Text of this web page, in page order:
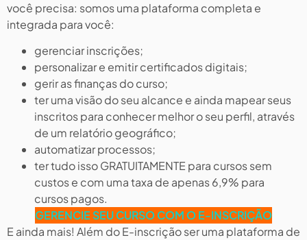
você precisa: somos uma plataforma completa e
integrada para você:
gerenciar inscrições;
personalizar e emitir certificados digitais;
gerir as finanças do curso;
ter uma visão do seu alcance e ainda mapear seus
inscritos para conhecer melhor o seu perfil, através
de um relatório geográfico;
automatizar processos;
ter tudo isso GRATUITAMENTE para cursos sem
custos e com uma taxa de apenas 6,9% para
cursos pagos.
GERENCIE SEU CURSO COM O E-INSCRIÇÃO
E ainda mais! Além do E-inscrição ser uma plataforma de